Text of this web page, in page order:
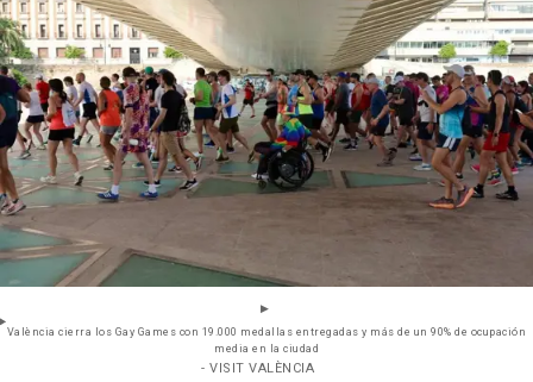
València cierra los Gay Games con 19.000 medallas entregadas y más de un 90% de ocupación
media en la ciudad
- VISIT VALÈNCIA